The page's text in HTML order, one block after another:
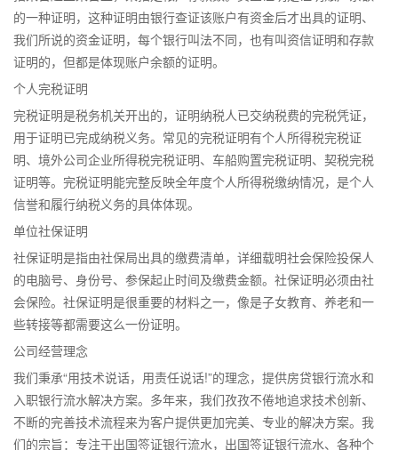
的一种证明，这种证明由银行查证该账户有资金后才出具的证明、
我们所说的资金证明，每个银行叫法不同，也有叫资信证明和存款
证明的，但都是体现账户余额的证明。
个人完税证明
完税证明是税务机关开出的，证明纳税人已交纳税费的完税凭证，
用于证明已完成纳税义务。常见的完税证明有个人所得税完税证
明、境外公司企业所得税完税证明、车船购置完税证明、契税完税
证明等。完税证明能完整反映全年度个人所得税缴纳情况，是个人
信誉和履行纳税义务的具体体现。
单位社保证明
社保证明是指由社保局出具的缴费清单，详细载明社会保险投保人
的电脑号、身份号、参保起止时间及缴费金额。社保证明必须由社
会保险。社保证明是很重要的材料之一，像是子女教育、养老和一
些转接等都需要这么一份证明。
公司经营理念
我们秉承“用技术说话，用责任说话!”的理念，提供房贷银行流水和
入职银行流水解决方案。多年来，我们孜孜不倦地追求技术创新、
不断的完善技术流程来为客户提供更加完美、专业的解决方案。我
们的宗旨：专注于出国签证银行流水，出国签证银行流水、各种个